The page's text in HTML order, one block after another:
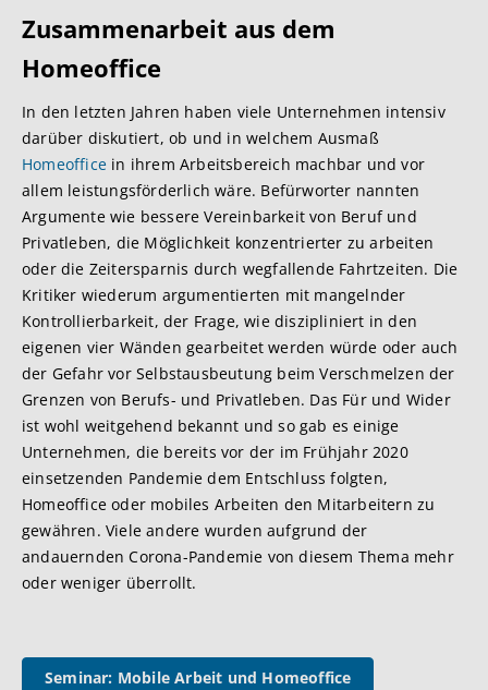
Zusammenarbeit aus dem
Homeoffice
In den letzten Jahren haben viele Unternehmen intensiv
darüber diskutiert, ob und in welchem Ausmaß
Homeoffice in ihrem Arbeitsbereich machbar und vor
allem leistungsförderlich wäre. Befürworter nannten
Argumente wie bessere Vereinbarkeit von Beruf und
Privatleben, die Möglichkeit konzentrierter zu arbeiten
oder die Zeitersparnis durch wegfallende Fahrtzeiten. Die
Kritiker wiederum argumentierten mit mangelnder
Kontrollierbarkeit, der Frage, wie diszipliniert in den
eigenen vier Wänden gearbeitet werden würde oder auch
der Gefahr vor Selbstausbeutung beim Verschmelzen der
Grenzen von Berufs- und Privatleben. Das Für und Wider
ist wohl weitgehend bekannt und so gab es einige
Unternehmen, die bereits vor der im Frühjahr 2020
einsetzenden Pandemie dem Entschluss folgten,
Homeoffice oder mobiles Arbeiten den Mitarbeitern zu
gewähren. Viele andere wurden aufgrund der
andauernden Corona-Pandemie von diesem Thema mehr
oder weniger überrollt.
Seminar: Mobile Arbeit und Homeoffice